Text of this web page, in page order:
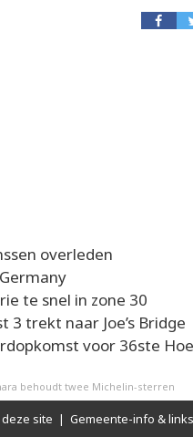
overleden
te snel in zone 30
3 trekt naar Joe’s Bridge
voor 36ste
behoudt twee Michelin-sterren
site | Gemeente-info & links